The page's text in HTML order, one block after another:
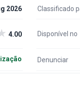
2026 Classificado
4.00 Disponível no
Denunciar